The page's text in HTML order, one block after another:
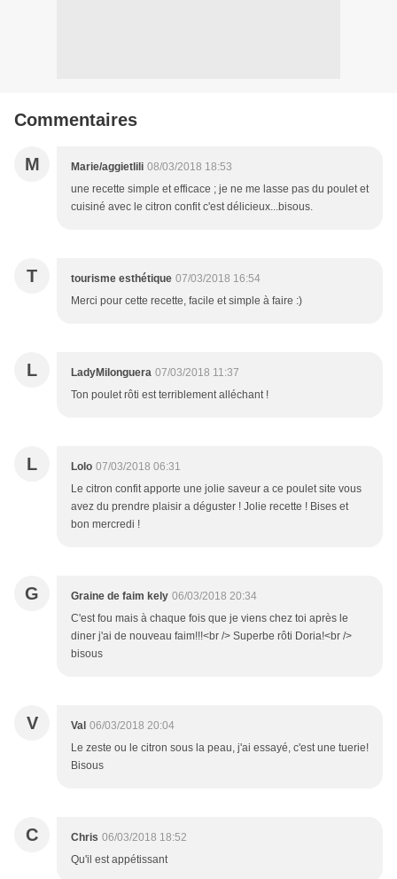
Commentaires
M Marie/aggietlili 08/03/2018 18:53
une recette simple et efficace ; je ne me lasse pas du poulet et
cuisiné avec le citron confit c'est délicieux...bisous.
T tourisme esthétique 07/03/2018 16:54
Merci pour cette recette, facile et simple à faire :)
L LadyMilonguera 07/03/2018 11:37
Ton poulet rôti est terriblement alléchant !
L Lolo 07/03/2018 06:31
Le citron confit apporte une jolie saveur a ce poulet site vous
avez du prendre plaisir a déguster ! Jolie recette ! Bises et
bon mercredi !
G Graine de faim kely 06/03/2018 20:34
C'est fou mais à chaque fois que je viens chez toi après le
diner j'ai de nouveau faim!!!<br /> Superbe rôti Doria!<br />
bisous
V Val 06/03/2018 20:04
Le zeste ou le citron sous la peau, j'ai essayé, c'est une tuerie!
Bisous
C Chris 06/03/2018 18:52
Qu'il est appétissant